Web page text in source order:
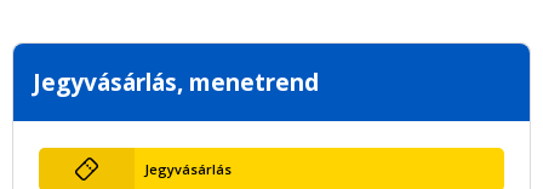
Jegyvásárlás, menetrend
Jegyvásárlás